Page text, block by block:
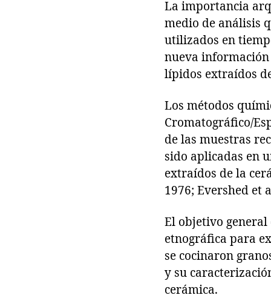
La importancia
medio de análisis
utilizados en
nueva información
lípidos extraídos
Los métodos
Cromatográfico/
de las muestras
sido aplicadas en
extraídos de la
1976; Evershed et
El objetivo
etnográfica para
se cocinaron
y su
cerámica.